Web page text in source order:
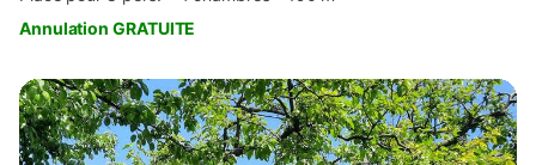
Annulation GRATUITE